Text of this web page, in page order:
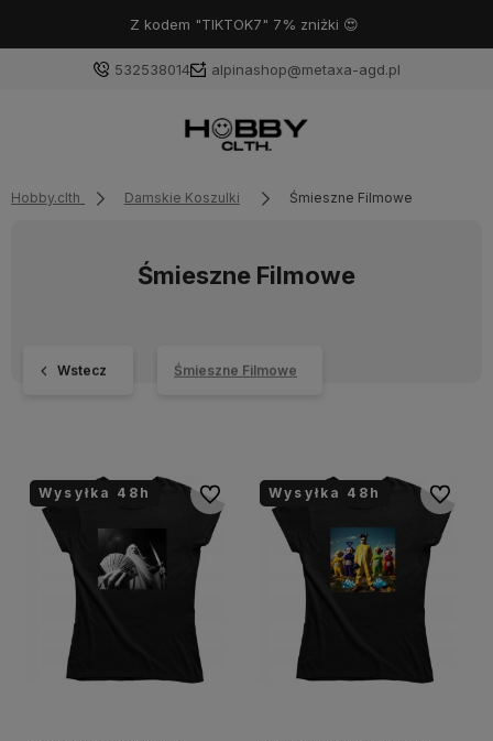
Z kodem "TIKTOK7" 7% zniżki 😍
532538014 alpinashop@metaxa-agd.pl
Hobby.clth Damskie Koszulki Śmieszne Filmowe
Śmieszne Filmowe
Wstecz Śmieszne Filmowe
Wysyłka 48h Do ulubionychWysyłka 48h Do